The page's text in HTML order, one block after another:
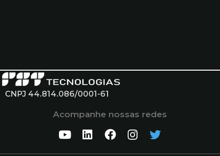
CNPJ 44.814.086/0001-61
Acompanhe nossas redes